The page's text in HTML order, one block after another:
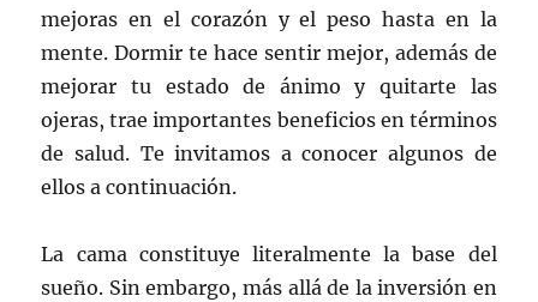
mejoras en el corazón y el peso hasta en la
mente. Dormir te hace sentir mejor, además de
mejorar tu estado de ánimo y quitarte las
ojeras, trae importantes beneficios en términos
de salud. Te invitamos a conocer algunos de
ellos a continuación.
La cama constituye literalmente la base del
sueño. Sin embargo, más allá de la inversión en